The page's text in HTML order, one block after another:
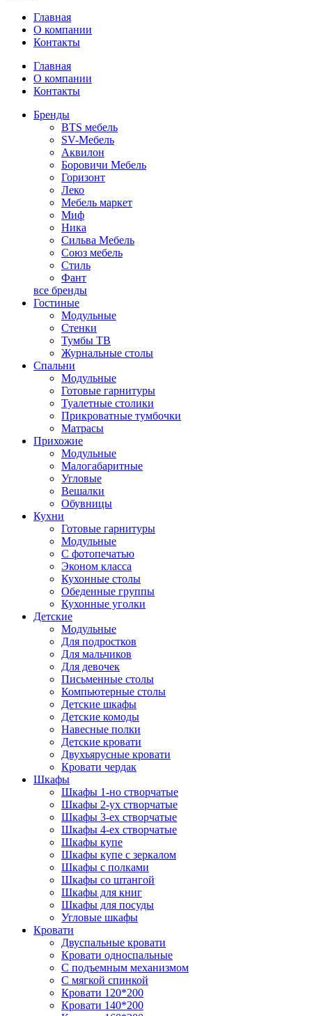
Главная
О компании
Контакты
Главная
О компании
Контакты
Бренды
BTS мебель
SV-Мебель
Аквилон
Боровичи Мебель
Горизонт
Леко
Мебель маркет
Миф
Ника
Сильва Мебель
Союз мебель
Стиль
Фант
все бренды
Гостиные
Модульные
Стенки
Тумбы ТВ
Журнальные столы
Спальни
Модульные
Готовые гарнитуры
Туалетные столики
Прикроватные тумбочки
Матрасы
Прихожие
Модульные
Малогабаритные
Угловые
Вешалки
Обувницы
Кухни
Готовые гарнитуры
Модульные
С фотопечатью
Эконом класса
Кухонные столы
Обеденные группы
Кухонные уголки
Детские
Модульные
Для подростков
Для мальчиков
Для девочек
Письменные столы
Компьютерные столы
Детские шкафы
Детские комоды
Навесные полки
Детские кровати
Двухъярусные кровати
Кровати чердак
Шкафы
Шкафы 1-но створчатые
Шкафы 2-ух створчатые
Шкафы 3-ех створчатые
Шкафы 4-ех створчатые
Шкафы купе
Шкафы купе с зеркалом
Шкафы с полками
Шкафы со штангой
Шкафы для книг
Шкафы для посуды
Угловые шкафы
Кровати
Двуспальные кровати
Кровати односпальные
С подъемным механизмом
С мягкой спинкой
Кровати 120*200
Кровати 140*200